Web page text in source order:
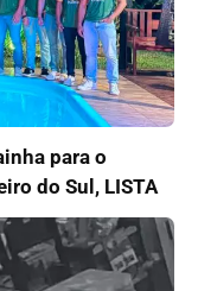
para o
do Sul, LISTA